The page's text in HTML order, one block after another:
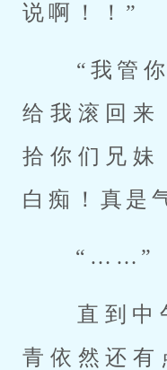
说啊！！”
给我滚回来
拾你们兄妹
白痴！真是
“……”
青依然还有